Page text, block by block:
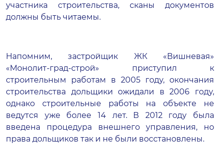
участника строительства, сканы документов
должны быть читаемы.
Напомним, застройщик ЖК «Вишневая»
«Монолит-град-строй» приступил к
строительным работам в 2005 году, окончания
строительства дольщики ожидали в 2006 году,
однако строительные работы на объекте не
ведутся уже более 14 лет. В 2012 году была
введена процедура внешнего управления, но
права дольщиков так и не были восстановлены.